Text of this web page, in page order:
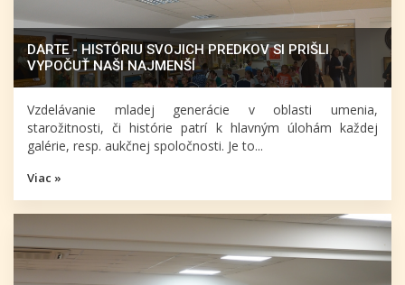
DARTE - HISTÓRIU SVOJICH PREDKOV SI PRIŠLI
VYPOČUŤ NAŠI NAJMENŠÍ
Vzdelávanie mladej generácie v oblasti umenia,
starožitnosti, či histórie patrí k hlavným úlohám každej
galérie, resp. aukčnej spoločnosti. Je to...
Viac »